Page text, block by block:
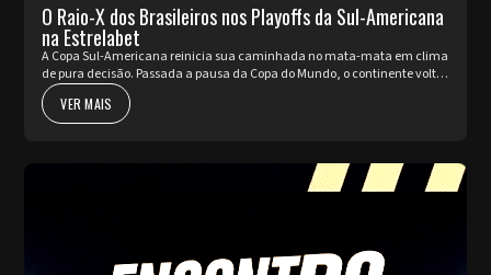
O Raio-X dos Brasileiros nos Playoffs da Sul-Americana
na Estrelabet
A Copa Sul-Americana reinicia sua caminhada no mata-mata em clima
de pura decisão. Passada a pausa da Copa do Mundo, o continente volta
a pulsar com as partidas de ida da fase de Playoffs. Quatro rep...
VER MAIS